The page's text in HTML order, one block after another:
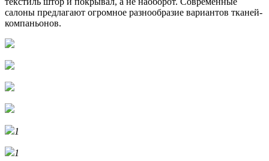
салоны предлагают огромное разнообразие вариантов тканей-
компаньонов.
1
1